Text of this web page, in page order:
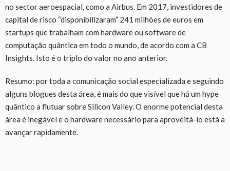
no sector aeroespacial, como a Airbus. Em 2017, investidores de
capital de risco “disponibilizaram” 241 milhões de euros em
startups que trabalham com hardware ou software de
computação quântica em todo o mundo, de acordo com a CB
Insights. Isto é o triplo do valor no ano anterior.
Resumo: por toda a comunicação social especializada e seguindo
alguns blogues desta área, é mais do que visível que há um hype
quântico a flutuar sobre Silicon Valley. O enorme potencial desta
área é inegável e o hardware necessário para aproveitá-lo está a
avançar rapidamente.